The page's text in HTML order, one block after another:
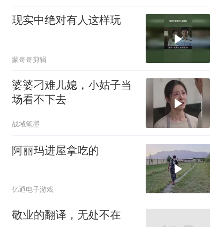
现实中绝对有人这样玩
蒙奇奇剪辑
婆婆刁难儿媳，小姑子当
场看不下去
战域笔墨
阿丽玛进屋拿吃的
亿通电子游戏
敬业的翻译，无处不在